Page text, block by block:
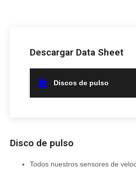
Descargar Data Sheet
Discos de pulso
Disco de pulso
Todos nuestros sensores de